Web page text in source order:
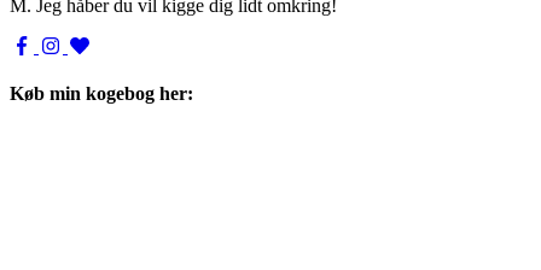
M. Jeg håber du vil kigge dig lidt omkring!
Køb min kogebog her: